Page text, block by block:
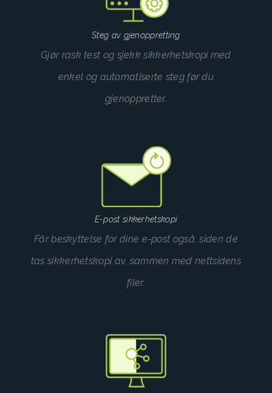
Steg av gjenoppretting
Gjør rask test og sjekk sikkerhetskopi med
enkel og automatiserte steg før du
gjenoppretter.
E-post sikkerhetskopi
Får beskyttelse for dine e-post også, siden de
tas sikkerhetskopi av, sammen med nettsidens
filer.